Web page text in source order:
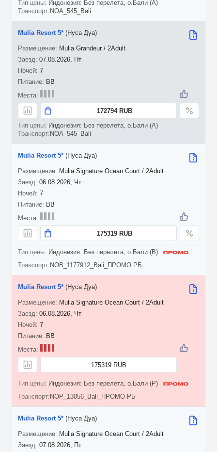
Индонезия: Без перелета, о.Бали (A)
NOA_545_Bali
07.08.2026, Пт
7
Mulia Resort 5* (Нуса Дуа)
Mulia Grandeur / 2Adult
BB
172794 RUB
Индонезия: Без перелета, о.Бали (A)
NOA_545_Bali
06.08.2026, Чт
7
Mulia Resort 5* (Нуса Дуа)
Mulia Signature Ocean Court / 2Adult
BB
175319 RUB
Индонезия: Без перелета, о.Бали (B)
NOB_1177912_Bali_ПРОМО РБ
06.08.2026, Чт
7
Mulia Resort 5* (Нуса Дуа)
Mulia Signature Ocean Court / 2Adult
BB
175319 RUB
Индонезия: Без перелета, о.Бали (P)
NOP_13056_Bali_ПРОМО РБ
07.08.2026, Пт
Mulia Resort 5* (Нуса Дуа)
Mulia Signature Ocean Court / 2Adult